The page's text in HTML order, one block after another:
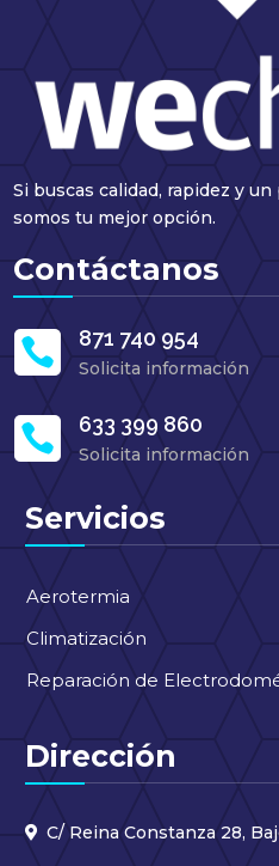
Si buscas calidad, rapidez y
somos tu mejor opción.
Contáctanos
 871 740 954
Solicita información
 633 399 860
Solicita información
Servicios
Aerotermia
Climatización
Reparación de
Dirección
C/ Reina Constanza 28,